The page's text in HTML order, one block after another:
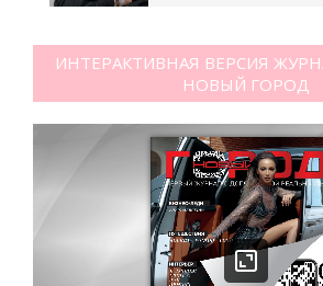
ИНТЕРАКТИВНАЯ ВЕРСИЯ
НОВЫЙ ГОРОД